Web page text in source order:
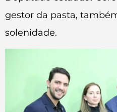
gestor da pasta,
solenidade.